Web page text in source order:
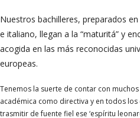
Nuestros bachilleres, preparados
e italiano, llegan a la “maturitá” y
acogida en las más reconocidas
europeas.
Tenemos la suerte de contar con
académica como directiva y en todos los
trasmitir de fuente fiel ese ‘espíritu